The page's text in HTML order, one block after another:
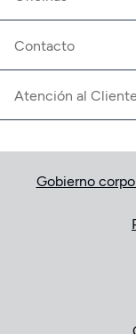
Fundación CBNK
Contacto
Atención al
Gobierno